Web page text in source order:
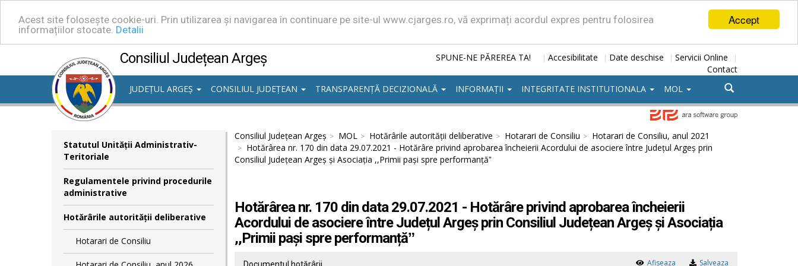
Accept
Acest site folosește cookie-uri. Prin utilizarea și navigarea în continuare pe site-ul www.cjarges.ro, vă exprimați acordul expres pentru folosirea
informațiilor stocate. Detalii
Consiliul Județean Argeș SPUNE-NE PĂREREA TA! | Accesibilitate | Date deschise | Servicii Online |
Contact
JUDEȚUL ARGEȘ
CONSILIUL JUDEȚEAN TRANSPARENȚĂ DECIZIONALĂ INFORMAȚII INTEGRITATE INSTITUTIONALA MOL
Statutul Unităţii Administrativ-
Teritoriale
Regulamentele privind procedurile
administrative
Hotărârile autorităţii deliberative
Hotarari de Consiliu
Consiliul Județean Argeș MOL Hotărârile autorităţii deliberative Hotarari de Consiliu
Hotarari de Consiliu, anul 2021
Hotărârea nr. 170 din data 29.07.2021 - Hotărâre privind aprobarea încheierii Acordului de asociere între Județul Argeș prin
Consiliul Județean Argeș și Asociația ,,Primii pași spre performanțăˮ
Hotărârea nr. 170 din data 29.07.2021 - Hotărâre privind aprobarea încheierii
Acordului de asociere între Județul Argeș prin Consiliul Județean Argeș și Asociația
,,Primii pași spre performanțăˮ
Afiseaza Salveaza